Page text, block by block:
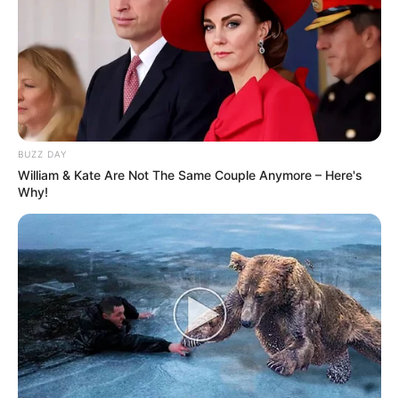
BUZZ DAY
William & Kate Are Not The Same Couple Anymore – Here's
Why!